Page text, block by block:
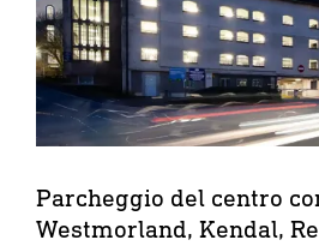
Parcheggio del centro
Westmorland, Kendal,